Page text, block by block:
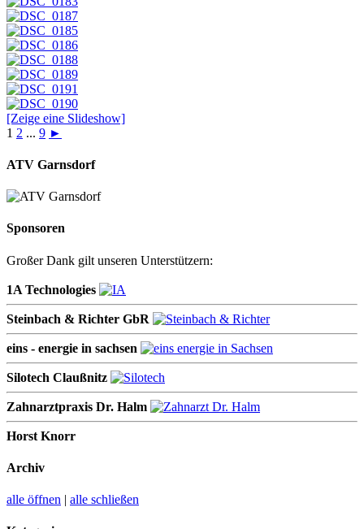
[Zeige eine Slideshow]
1 2 ... 9 ►
ATV Garnsdorf
Sponsoren
Großer Dank gilt unseren Unterstützern:
1A Technologies
Steinbach & Richter GbR
eins - energie in sachsen
Silotech Claußnitz
Zahnarztpraxis Dr. Halm
Horst Knorr
Archiv
alle öffnen | alle schließen